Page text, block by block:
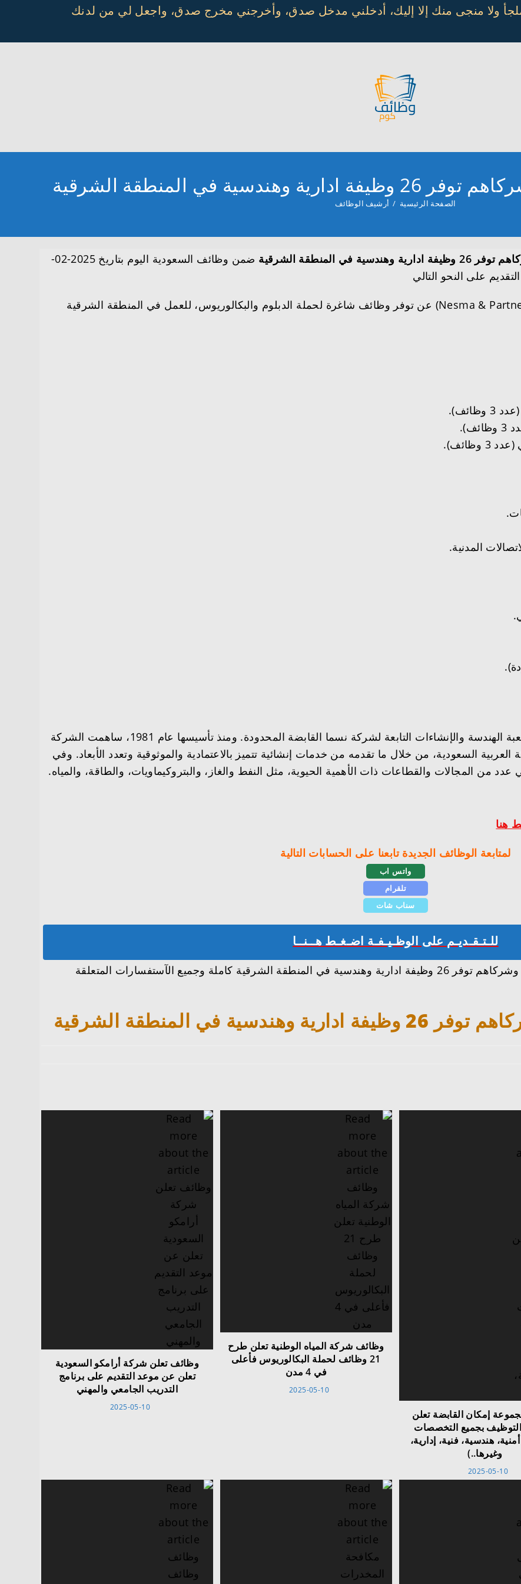
ولا منجى منك إلا إليك، أدخلني مدخل صدق، وأخرجني مخرج صدق، واجعل لي من لدنك
في المنطقة الشرقية
الصفحة الرئيسية / أرشيف الوظائف
في المنطقة الشرقية
ضمن وظائف السعودية اليوم بتاريخ 2025-02-
(Nesma & Partners) عن توفر وظائف شاغرة لحملة الدبلوم والبكالوريوس، للعمل في المنطقة الشرقية
– شركة نسما وشركاهم للمقاولات المحدودة هي شعبة الهندسة والإنشاءات التابعة لشركة نسما القابضة المحدودة. ومنذ تأسيسها عام 1981، ساهمت الشركة
السعودية، من خلال ما تقدمه من خدمات إنشائية تتميز بالاعتمادية والموثوقية وتعدد الأبعاد. وفي
من المجالات والقطاعات ذات الأهمية الحيوية، مثل النفط والغاز، والبتروكيماويات، والطاقة، والمياه.
هنا
لمتابعة الوظائف الجديدة تابعنا على الحسابات التالية
واتس اب
تلقرام
سناب شات
للـتـقـديـم على الوظـيـفـة اضـغـط هــنــا
تعرفنا معكم على تفاصيل وظائف تعلن شركة نسما وشركاهم توفر 26 وظيفة ادارية وهندسية في المنطقة الشرقية كاملة وجميع الآستفسارات المتعلقة
في المنطقة الشرقية
وظائف تعلن شركة أرامكو السعودية
تعلن عن موعد التقديم على برنامج
التدريب الجامعي والمهني
2025-05-10
وظائف شركة المياه الوطنية تعلن طرح
21 وظائف لحملة البكالوريوس فأعلى
في 4 مدن
2025-05-10
إمكان القابضة تعلن
بجميع التخصصات
هندسية، فنية، إدارية،
وغيرها..)
2025-05-10